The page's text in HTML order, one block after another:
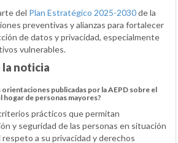
del Plan Estratégico 2025-2030de la
preventivas y alianzas para fortalecer
de datos y privacidad, especialmente
vulnerables.
la noticia
orientaciones publicadas por la AEPD sobre el
hogar de personas mayores?
prácticos que permitan
y seguridad de las personas en situación
a su privacidad y derechos